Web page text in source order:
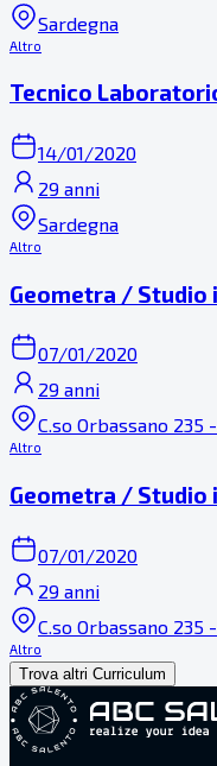
Sardegna
Altro
Tecnico
14/01/2020
29 anni
Sardegna
Altro
Geometra / Studio
07/01/2020
29 anni
C.so Orbassano 235
Altro
Geometra / Studio
07/01/2020
29 anni
C.so Orbassano 235
Altro
Trova altri Curriculum